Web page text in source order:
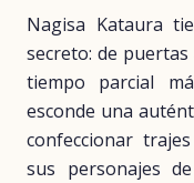
Nagisa Kataura
secreto: de
tiempo parcial
esconde una
confeccionar
sus personajes